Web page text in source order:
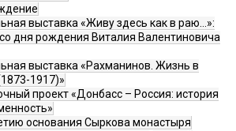
выставка «Живу здесь как в раю…»:
дня рождения Виталия Валентиновича
выставка «Рахманинов. Жизнь в
1917)»
проект «Донбасс – Россия: история
основания Сыркова монастыря